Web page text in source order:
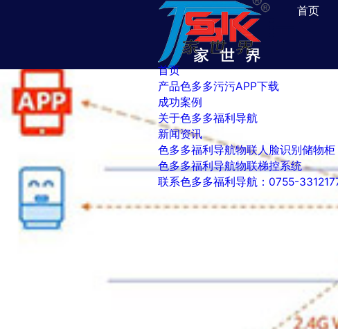
色多多福利导航,色多多软件下载,首页
首页
产品色多多污污APP下载
成功案例
关于色多多福利导航
新闻资讯
色多多福利导航物联人脸识别储物柜
色多多福利导航物联梯控系统
联系色多多福利导航：0755-